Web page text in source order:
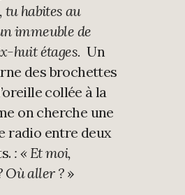
tu habites au
immeuble de
huit étages. Un
des brochettes
collée à la
on cherche une
radio entre deux
: « Et moi,
Où aller ? »